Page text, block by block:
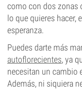
como con dos zonas
lo que quieres hacer,
esperanza.
Puedes darte más
autoflorecientes, ya
necesitan un cambio
Además, ni siquiera